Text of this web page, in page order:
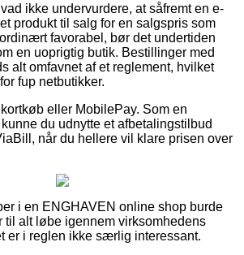
ikke undervurdere, at såfremt en e-
produkt til salg for en salgspris som
favorabel, bør det undertiden
en uoprigtig butik. Bestillinger med
alt omfavnet af et reglement, hvilket
fup netbutikker.
eller MobilePay. Som en
du udnytte et afbetalingstilbud
når du hellere vil klare prisen over
i en ENGHAVEN online shop burde
til alt løbe igennem virksomhedens
er i reglen ikke særlig interessant.